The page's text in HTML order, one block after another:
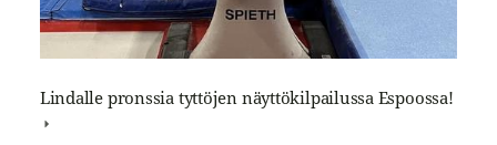
Lindalle pronssia tyttöjen näyttökilpailussa Espoossa!